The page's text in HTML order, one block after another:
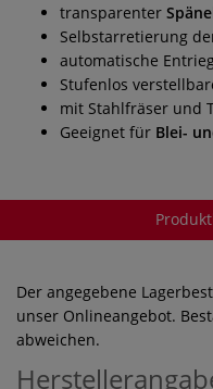
transparenter
Selbstarretierung
automatische
Stufenlos
mit Stahlfräser und
Geeignet für Blei-
Der angegebene
unser Onlineangebot.
abweichen.